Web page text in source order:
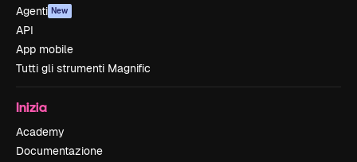
Agenti New
API
App mobile
Tutti gli strumenti Magnific
Inizia
Academy
Documentazione